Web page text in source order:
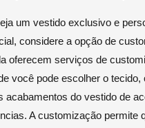
um vestido exclusivo e
considere a opção de
oferecem serviços de
você pode escolher o tecido,
acabamentos do vestido de
A customização permite